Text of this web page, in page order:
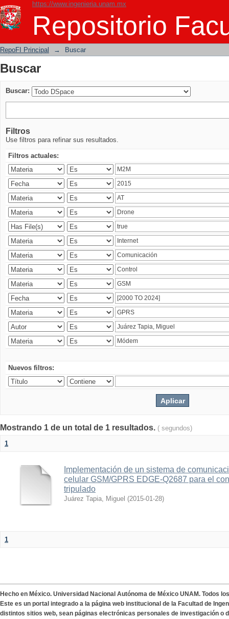
https://www.ingenieria.unam.mx
Repositorio
Buscar
RepoFI Principal → Buscar
Buscar
Buscar:
Filtros
Use filtros para refinar sus resultados.
Filtros actuales:
Nuevos filtros:
Mostrando 1 de un total de 1 resultados. ( segundos)
1
Implementación de un sistema de
celular GSM/GPRS EDGE-Q2687 para el
tripulado
Juárez Tapia, Miguel (2015-01-28)
1
Hecho en México. Universidad Nacional Autónoma de México UNAM. Todos
Este es un portal integrado a la página web institucional de la Facultad de
distintos sitios web, sean páginas electrónicas personales de investigación o